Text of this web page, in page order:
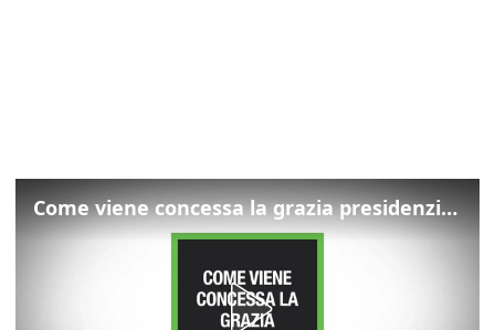
Come viene concessa la grazia presidenziale